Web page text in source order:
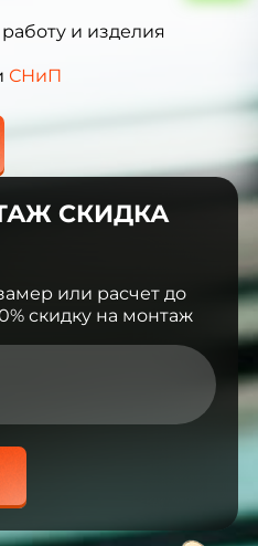
и изделия
СНиП
СКИДКА
или расчет до
скидку на монтаж